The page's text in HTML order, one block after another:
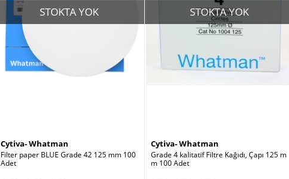
STOKTA YOK
Cytiva- Whatman
Filter paper BLUE Grade 42 125 mm 100
Adet
STOKTA YOK
Cytiva- Whatman
Grade 4 kalitatif Filtre Kağıdı, Çapı 125 m
m 100 Adet